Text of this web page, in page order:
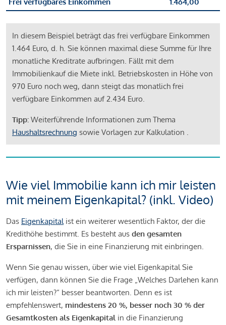
Frei verfügbares Einkommen 1.464,00
In diesem Beispiel beträgt das frei verfügbare Einkommen
1.464 Euro, d. h. Sie können maximal diese Summe für Ihre
monatliche Kreditrate aufbringen. Fällt mit dem
Immobilienkauf die Miete inkl. Betriebskosten in Höhe von
970 Euro noch weg, dann steigt das monatlich frei
verfügbare Einkommen auf 2.434 Euro.
Tipp: Weiterführende Informationen zum Thema
Haushaltsrechnung sowie Vorlagen zur Kalkulation .
Wie viel Immobilie kann ich mir leisten
mit meinem Eigenkapital? (inkl. Video)
Das Eigenkapitalist ein weiterer wesentlich Faktor, der die
Kredithöhe bestimmt. Es besteht aus den gesamten
Ersparnissen, die Sie in eine Finanzierung mit einbringen.
Wenn Sie genau wissen, über wie viel Eigenkapital Sie
verfügen, dann können Sie die Frage „Welches Darlehen kann
ich mir leisten?“ besser beantworten. Denn es ist
empfehlenswert, mindestens 20 %, besser noch 30 % der
Gesamtkosten als Eigenkapital in die Finanzierung